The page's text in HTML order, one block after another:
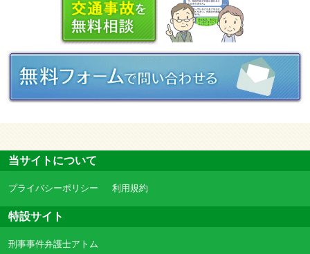
当サイトについて
プライバシーポリシー 利用規約
特設サイト
刑事事件弁護士アトム